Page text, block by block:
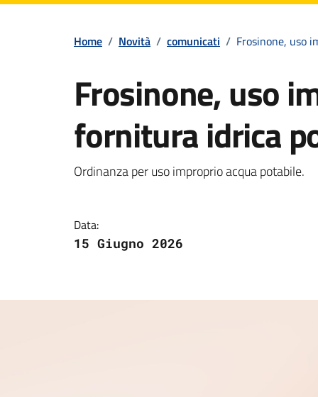
Home / Novità / comunicati / Frosinone, uso
Frosinone, uso
fornitura idrica
Dettagli della
Ordinanza per uso improprio acqua potabile.
Data:
15 Giugno 2026